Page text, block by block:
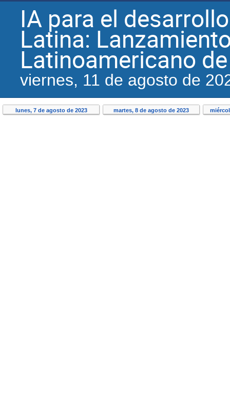
IA para el
Latina:
Latinoamericano
viernes, 11 de agosto de
lunes, 7 de agosto de 2023 martes, 8 de agosto de 2023